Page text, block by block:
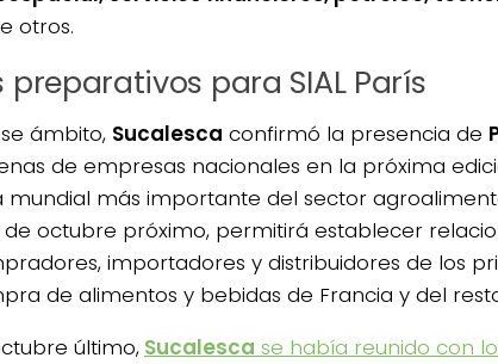
otros.
preparativos para SIAL París
ámbito, Sucalesca confirmó la presencia de
de empresas nacionales en la próxima
mundial más importante del sector
de octubre próximo, permitirá establecer
importadores y distribuidores de los
de alimentos y bebidas de Francia y del
último, Sucalesca se había reunido con